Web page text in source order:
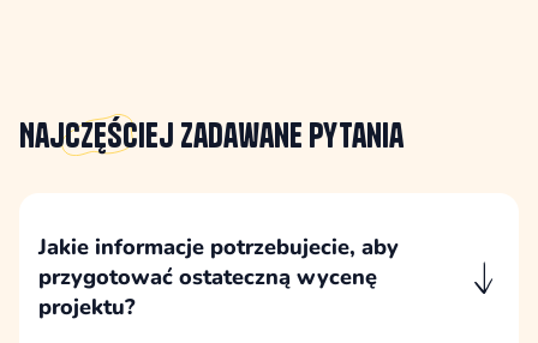
Najczęściej zadawane pytania
Jakie informacje potrzebujecie, aby
przygotować ostateczną wycenę
projektu?